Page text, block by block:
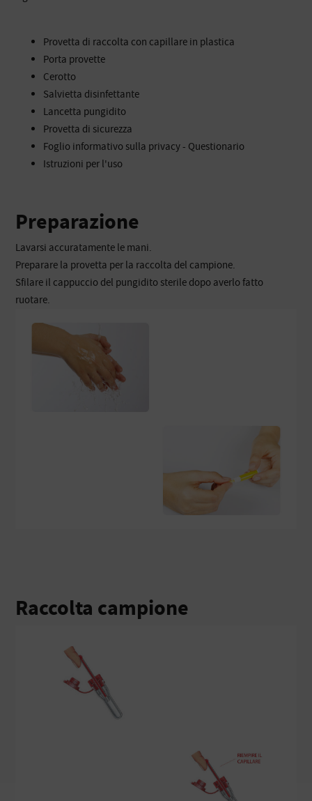
Provetta di raccolta con capillare in plastica
Porta provette
Cerotto
Salvietta disinfettante
Lancetta pungidito
Provetta di sicurezza
Foglio informativo sulla privacy - Questionario
Istruzioni per l'uso
Preparazione
Lavarsi accuratamente le mani.
Preparare la provetta per la raccolta del campione.
Sfilare il cappuccio del pungidito sterile dopo averlo fatto
ruotare.
Raccolta campione